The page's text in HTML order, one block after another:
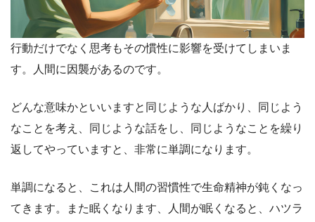
行動だけでなく思考もその慣性に影響を受けてしまいま
す。人間に因襲があるのです。
どんな意味かといいますと同じような人ばかり、同じよう
なことを考え、同じような話をし、同じようなことを繰り
返してやっていますと、非常に単調になります。
単調になると、これは人間の習慣性で生命精神が鈍くなっ
てきます。また眠くなります、人間が眠くなると、ハツラ